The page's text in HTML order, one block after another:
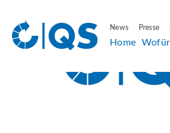
News Presse
Home Wofür